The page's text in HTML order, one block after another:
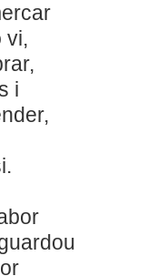
vi,
se
i
ouv' el